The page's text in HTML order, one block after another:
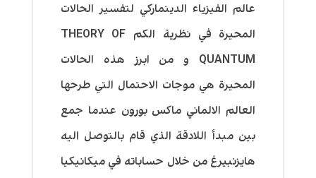
عالم الفيزياء الدينماركي لتفسير الحالات
المحيرة في نظرية الكم THEORY OF
QUANTUM و من ابرز هذه الحالات
المحيرة هي موجات الاحتمال التي طرحها
العالم الالماني ماكس بورون عندما جمع
بين مبدأ اللادقة الذي قام بالتوصل اليه
هايزنبيرغ من خلال حساباته في ميكانيكيا